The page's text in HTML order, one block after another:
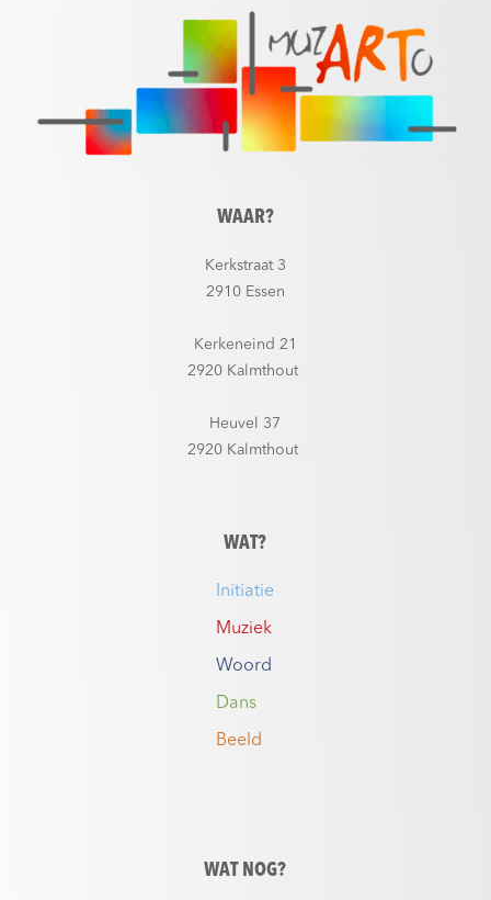
WAAR?
Kerkstraat 3
2910 Essen
Kerkeneind 21
2920 Kalmthout
Heuvel 37
2920 Kalmthout
WAT?
Initiatie
Muziek
Woord
Dans
Beeld
WAT NOG?